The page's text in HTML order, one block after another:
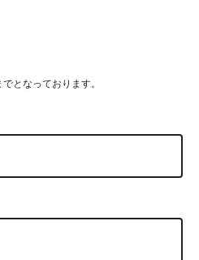
となっております。